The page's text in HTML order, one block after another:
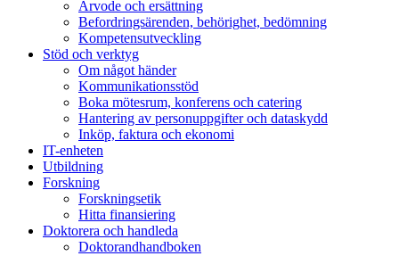
Arvode och ersättning
Befordringsärenden, behörighet, bedömning
Kompetensutveckling
Stöd och verktyg
Om något händer
Kommunikationsstöd
Boka mötesrum, konferens och catering
Hantering av personuppgifter och dataskydd
Inköp, faktura och ekonomi
IT-enheten
Utbildning
Forskning
Forskningsetik
Hitta finansiering
Doktorera och handleda
Doktorandhandboken